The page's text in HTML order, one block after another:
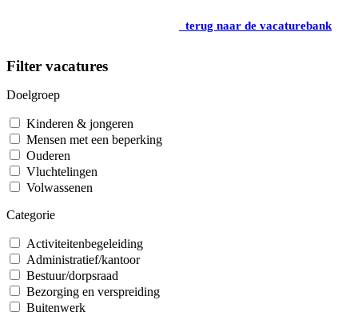
terug naar de vacaturebank
Filter vacatures
Doelgroep
Kinderen & jongeren
Mensen met een beperking
Ouderen
Vluchtelingen
Volwassenen
Categorie
Activiteitenbegeleiding
Administratief/kantoor
Bestuur/dorpsraad
Bezorging en verspreiding
Buitenwerk